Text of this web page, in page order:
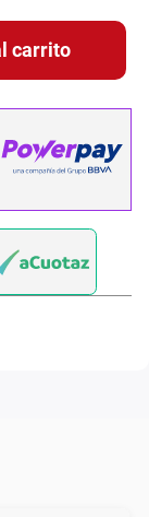
carrito